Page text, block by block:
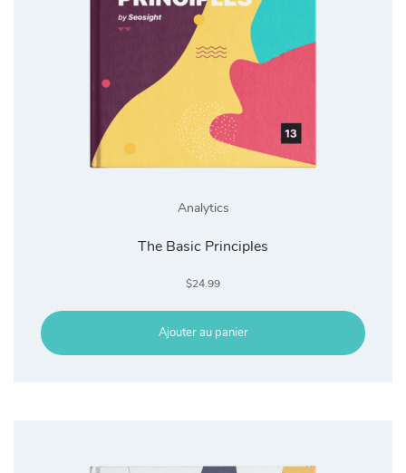
Analytics
The Basic Principles
$24.99
Ajouter au panier